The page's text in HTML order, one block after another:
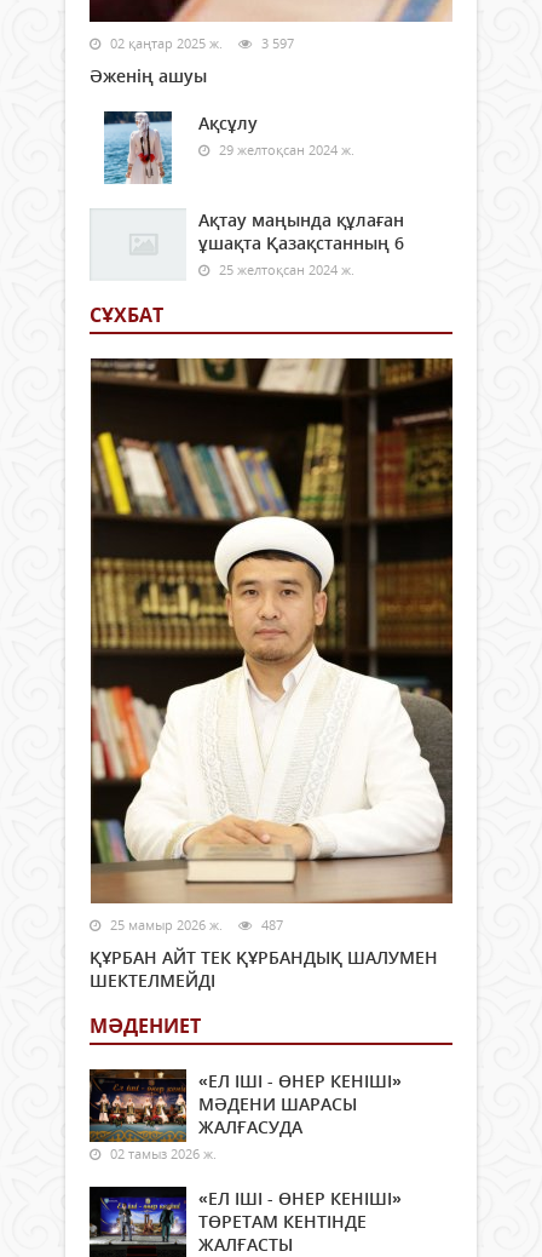
02 қаңтар 2025 ж. 3 597
Әженің ашуы
Ақсұлу
29 желтоқсан 2024 ж.
Ақтау маңында құлаған
ұшақта Қазақстанның 6
25 желтоқсан 2024 ж.
СҰХБАТ
25 мамыр 2026 ж. 487
ҚҰРБАН АЙТ ТЕК ҚҰРБАНДЫҚ ШАЛУМЕН
ШЕКТЕЛМЕЙДІ
МӘДЕНИЕТ
«ЕЛ ІШІ - ӨНЕР КЕНІШІ»
МӘДЕНИ ШАРАСЫ
ЖАЛҒАСУДА
02 тамыз 2026 ж.
«ЕЛ ІШІ - ӨНЕР КЕНІШІ»
ТӨРЕТАМ КЕНТІНДЕ
ЖАЛҒАСТЫ